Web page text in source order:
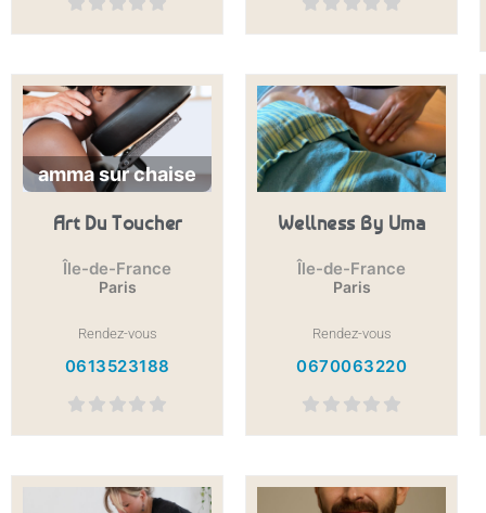
amma sur chaise
Art Du Toucher
Île-de-France
Paris
Rendez-vous
0613523188
Wellness By Uma
Île-de-France
Paris
Rendez-vous
0670063220